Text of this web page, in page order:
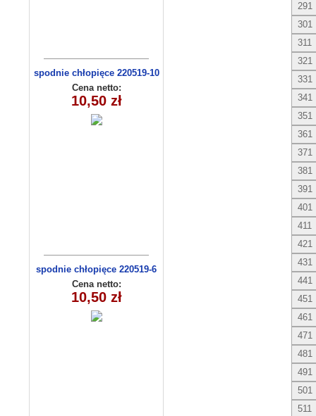
spodnie chłopięce 220519-10
(1-4)
Cena netto:
10,50 zł
spodnie chłopięce 220519-6
(1- 4) 4 szt
Cena netto:
10,50 zł
291
301
311
321
331
341
351
361
371
381
391
401
411
421
431
441
451
461
471
481
491
501
511